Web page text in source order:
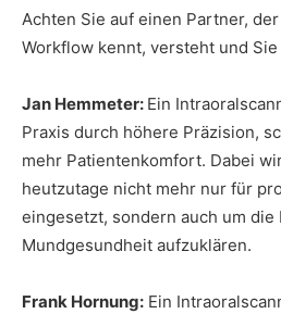
Achten Sie auf einen Partner,
Workflow kennt, versteht und
Jan Hemmeter: Ein
Praxis durch höhere Präzision,
mehr Patientenkomfort. Dabei
heutzutage nicht mehr nur für
eingesetzt, sondern auch um
Mundgesundheit aufzuklären.
Frank Hornung: Ein